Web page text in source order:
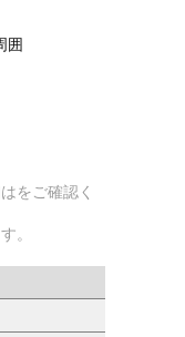
囲
をご確認く
。